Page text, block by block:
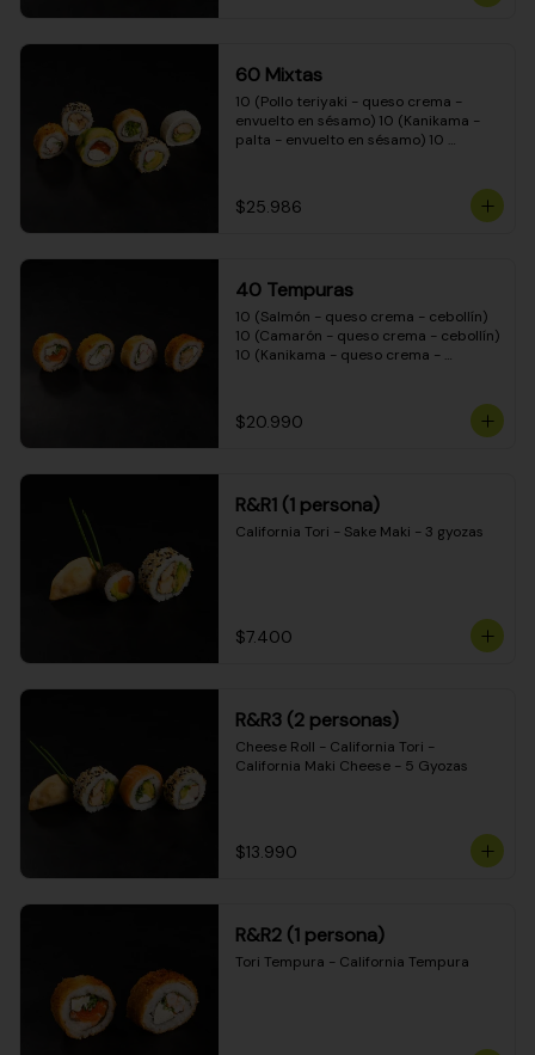
(Pimentón - queso crema - cebollín -
envuelto en masa tempura)
60 Mixtas
10 (Pollo teriyaki - queso crema -
envuelto en sésamo) 10 (Kanikama -
palta - envuelto en sésamo) 10
envuelto en queso crema) 10
(Camarón - queso crema - cebollín -
$25.986
40 Tempuras
10 (Salmón - queso crema - cebollín)
10 (Camarón - queso crema - cebollín)
10 (Kanikama - queso crema -
$20.990
R&R1 (1 persona)
California Tori - Sake Maki - 3 gyozas
$7.400
R&R3 (2 personas)
Cheese Roll - California Tori -
California Maki Cheese - 5 Gyozas
$13.990
R&R2 (1 persona)
Tori Tempura - California Tempura